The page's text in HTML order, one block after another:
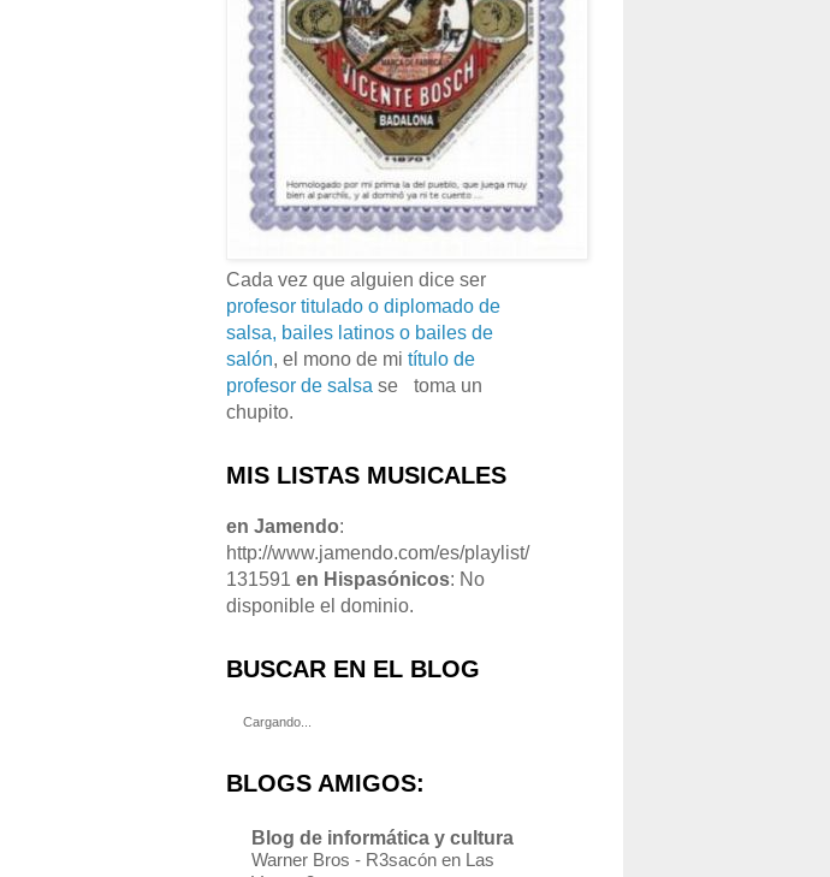
Cada vez que alguien dice ser
profesor titulado o diplomado de
salsa, bailes latinos o bailes de
salón, el mono de mi título de
profesor de salsa se
toma un
chupito.
MIS LISTAS MUSICALES
en Jamendo:
http://www.jamendo.com/es/playlist/
131591 en Hispasónicos: No
disponible el dominio.
BUSCAR EN EL BLOG
Cargando...
BLOGS AMIGOS:
Blog de informática y cultura
Warner Bros - R3sacón en Las